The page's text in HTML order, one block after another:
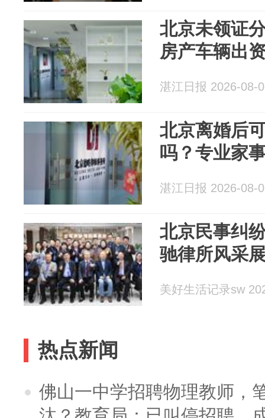
北京未领证
房产车辆出
湛江日报 2026-08-
北京离婚后
吗？专业家
湛江日报 2026-08-
北京民事纠
驰律所风采
美好生活记录sw
热点新闻
佛山一中学招聘物理教师，